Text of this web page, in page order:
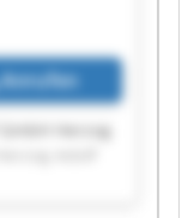
Anrufen
Herzog
GmbH